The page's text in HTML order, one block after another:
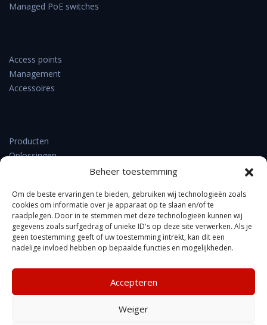
Beheer toestemming
Om de beste ervaringen te bieden, gebruiken wij technologieën zoals
cookies om informatie over je apparaat op te slaan en/of te
raadplegen. Door in te stemmen met deze technologieën kunnen wij
gegevens zoals surfgedrag of unieke ID's op deze site verwerken. Als je
geen toestemming geeft of uw toestemming intrekt, kan dit een
nadelige invloed hebben op bepaalde functies en mogelijkheden.
Accepteren
Weiger
Managed PoE switches
Access points
Management
Accessoires
Producten
Oplossingen
Support & downloads
Nieuws
Contact
Over DrayTek
FAQ
Kennisbank